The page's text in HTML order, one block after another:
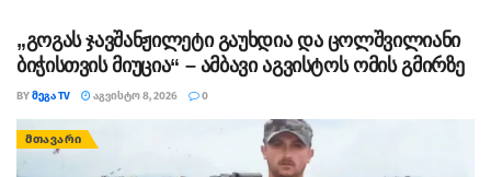
„გოგას ჯავშანჟილეტი გაუხდია და ცოლშვილიანი
ბიჭისთვის მიუცია“ – ამბავი აგვისტოს ომის გმირზე
BYᲛᲔᲒᲐ TV ᲐᲒᲕᲘᲡᲢᲝ 8, 2026 0
ᲛᲗᲐᲕᲐᲠᲘ